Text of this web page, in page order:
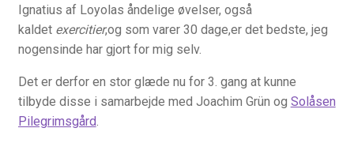
For præster o.a.
Hvad længes du efter?
Inspiration til bøn
Ignatius af Loyolas åndelige øvelser, også
kaldet exercitier,og som varer 30 dage,er det bedste, jeg
nogensinde har gjort for mig selv.
Det er derfor en stor glæde nu for 3. gang at kunne
tilbyde disse i samarbejde med Joachim Grün og Solåsen
Pilegrimsgård